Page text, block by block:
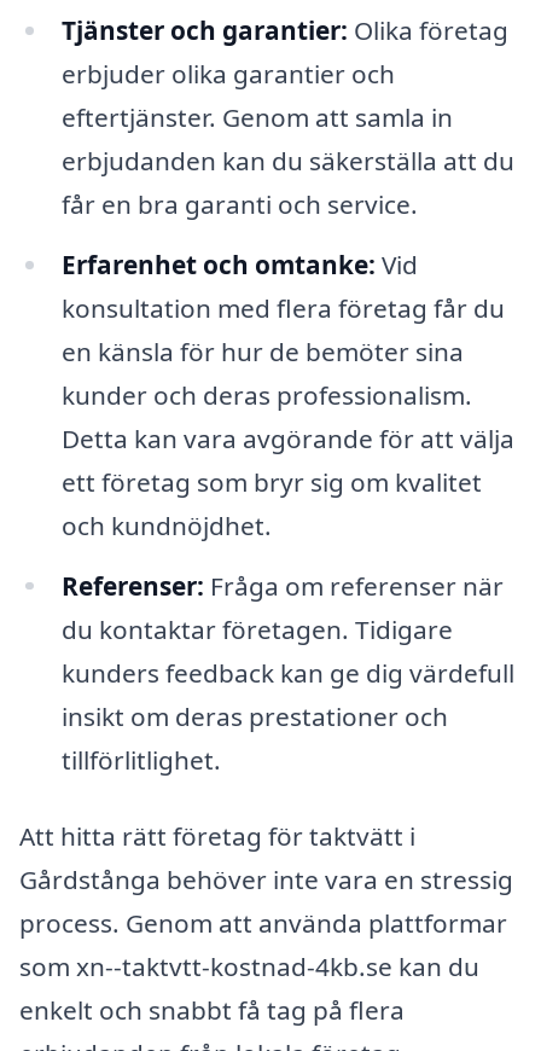
Tjänster och garantier: Olika företag
erbjuder olika garantier och
eftertjänster. Genom att samla in
erbjudanden kan du säkerställa att du
får en bra garanti och service.
Erfarenhet och omtanke: Vid
konsultation med flera företag får du
en känsla för hur de bemöter sina
kunder och deras professionalism.
Detta kan vara avgörande för att välja
ett företag som bryr sig om kvalitet
och kundnöjdhet.
Referenser: Fråga om referenser när
du kontaktar företagen. Tidigare
kunders feedback kan ge dig värdefull
insikt om deras prestationer och
tillförlitlighet.
Att hitta rätt företag för taktvätt i
Gårdstånga behöver inte vara en stressig
process. Genom att använda plattformar
som xn--taktvtt-kostnad-4kb.se kan du
enkelt och snabbt få tag på flera